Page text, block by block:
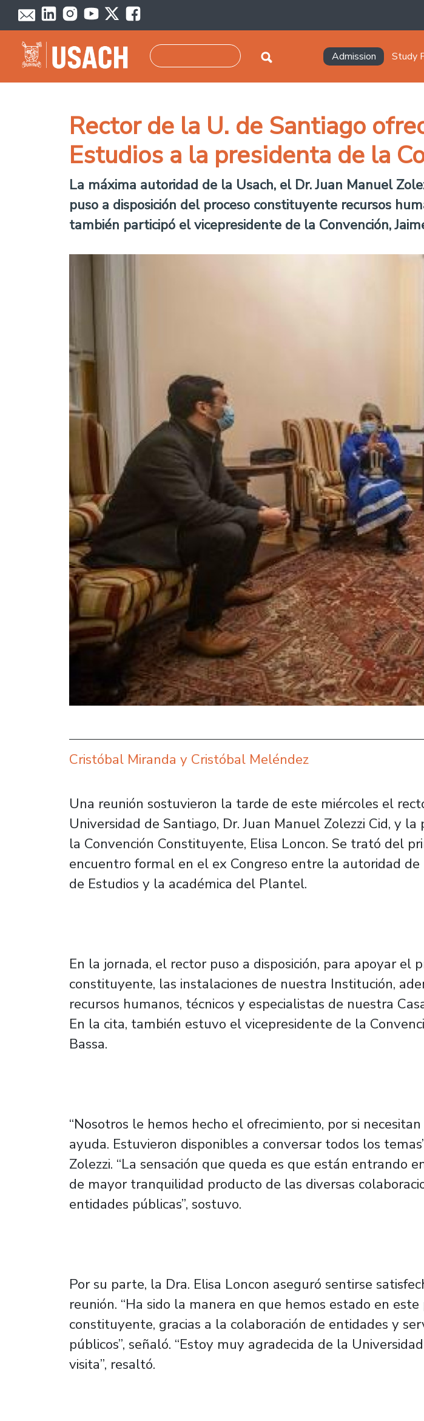
Skip to main content
Navegación
Admission Study
Rector de la U. de Santiago
Estudios a la presidenta de la
La máxima autoridad de la Usach, el Dr. Juan Manuel
puso a disposición del proceso constituyente recursos
también participó el vicepresidente de la Convención,
Cristóbal Miranda y Cristóbal Meléndez
Una reunión sostuvieron la tarde de este miércoles el
Universidad de Santiago, Dr. Juan Manuel Zolezzi Cid, y la
la Convención Constituyente, Elisa Loncon. Se trató del
encuentro formal en el ex Congreso entre la autoridad de
de Estudios y la académica del Plantel.
En la jornada, el rector puso a disposición, para apoyar el
constituyente, las instalaciones de nuestra Institución,
recursos humanos, técnicos y especialistas de nuestra
En la cita, también estuvo el vicepresidente de la
Bassa.
“Nosotros le hemos hecho el ofrecimiento, por si
ayuda. Estuvieron disponibles a conversar todos los
Zolezzi. “La sensación que queda es que están entrando
de mayor tranquilidad producto de las diversas
entidades públicas”, sostuvo.
Por su parte, la Dra. Elisa Loncon aseguró sentirse
reunión. “Ha sido la manera en que hemos estado en este
constituyente, gracias a la colaboración de entidades y
públicos”, señaló. “Estoy muy agradecida de la
visita”, resaltó.